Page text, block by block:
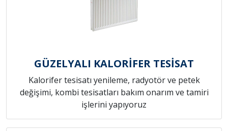
GÜZELYALI KALORİFER TESİSAT
Kalorifer tesisatı yenileme, radyotör ve petek
değişimi, kombi tesisatları bakım onarım ve tamiri
işlerini yapıyoruz